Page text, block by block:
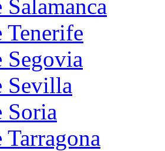
Tenerife
Segovia
Sevilla
Soria
Tarragona